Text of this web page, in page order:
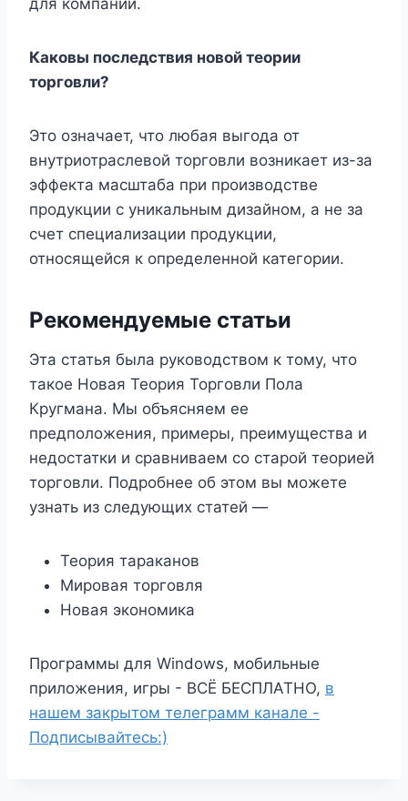
Каковы последствия новой теории
торговли?
Это означает, что любая выгода от
внутриотраслевой торговли возникает из-за
эффекта масштаба при производстве
продукции с уникальным дизайном, а не за
счет специализации продукции,
относящейся к определенной категории.
Рекомендуемые статьи
Эта статья была руководством к тому, что
такое Новая Теория Торговли Пола
Кругмана. Мы объясняем ее
предположения, примеры, преимущества и
недостатки и сравниваем со старой теорией
торговли. Подробнее об этом вы можете
узнать из следующих статей —
Теория тараканов
Мировая торговля
Новая экономика
Программы для Windows, мобильные
приложения, игры - ВСЁ БЕСПЛАТНО, в
нашем закрытом телеграмм канале -
Подписывайтесь:)